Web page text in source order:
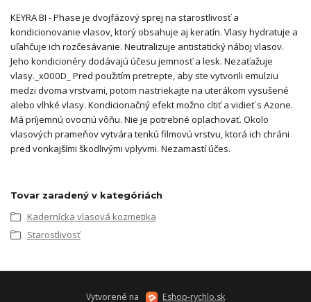
KEYRA BI - Phase je dvojfázový sprej na starostlivosť a
kondicionovanie vlasov, ktorý obsahuje aj keratín. Vlasy hydratuje a
uľahčuje ich rozčesávanie. Neutralizuje antistatický náboj vlasov.
Jeho kondicionéry dodávajú účesu jemnosť a lesk. Nezaťažuje
vlasy._x000D_ Pred použitím pretrepte, aby ste vytvorili emulziu
medzi dvoma vrstvami, potom nastriekajte na uterákom vysušené
alebo vlhké vlasy. Kondicionačný efekt možno cítiť a vidieť s Azone.
Má príjemnú ovocnú vôňu. Nie je potrebné oplachovať. Okolo
vlasových prameňov vytvára tenkú filmovú vrstvu, ktorá ich chráni
pred vonkajšími škodlivými vplyvmi. Nezamastí účes.
Tovar zaradený v kategóriách
Kadernícka vlasová kozmetika
Starostlivosť
Vytvorené na Eshop-rychlo.sk